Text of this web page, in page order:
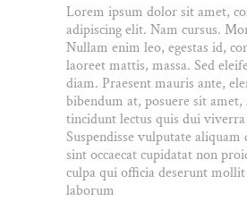
Lorem ipsum dolor sit amet,
adipiscing elit. Nam cursus.
Nullam enim leo, egestas id,
laoreet mattis, massa. Sed
diam. Praesent mauris ante,
bibendum at, posuere sit
tincidunt lectus quis dui
Suspendisse vulputate aliquam
sint occaecat cupidatat non
culpa qui officia deserunt
laborum